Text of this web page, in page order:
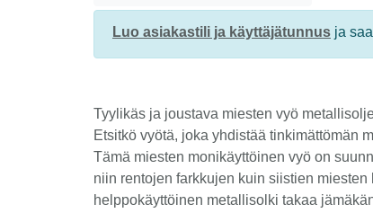
Luo asiakastili ja käyttäjätunnus ja
Tyylikäs ja joustava miesten vyö
Etsitkö vyötä, joka yhdistää tinkimättömän
Tämä miesten monikäyttöinen vyö on
niin rentojen farkkujen kuin siistien
helppokäyttöinen metallisolki takaa